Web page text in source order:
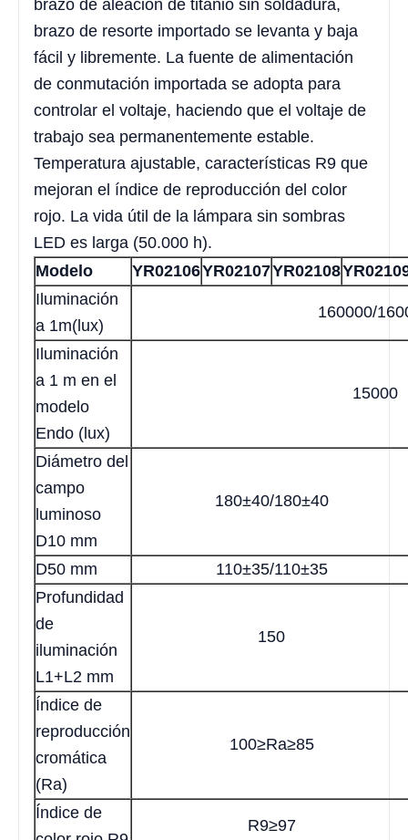
brazo de aleación de titanio sin soldadura,
brazo de resorte importado se levanta y baja
fácil y libremente. La fuente de alimentación
de conmutación importada se adopta para
controlar el voltaje, haciendo que el voltaje de
trabajo sea permanentemente estable.
Temperatura ajustable, características R9 que
mejoran el índice de reproducción del color
rojo. La vida útil de la lámpara sin sombras
LED es larga (50.000 h).
Modelo
YR02106YR02107YR02108
Iluminación
a 1m(lux)
160000/
Iluminación
a 1 m en el
modelo
Endo (lux)
15000
Diámetro del
campo
luminoso
D10 mm
180±40/180±40
D50 mm
110±35/110±35
Profundidad
de
iluminación
L1+L2 mm
150
Índice de
reproducción
cromática
(Ra)
100≥Ra≥85
Índice de
R9≥97